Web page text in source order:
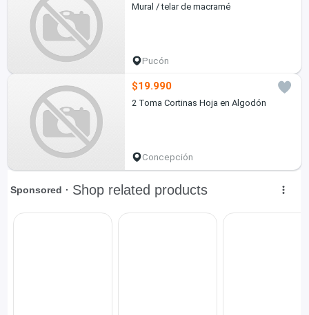
Mural / telar de macramé
Pucón
$19.990
2 Toma Cortinas Hoja en Algodón
Concepción